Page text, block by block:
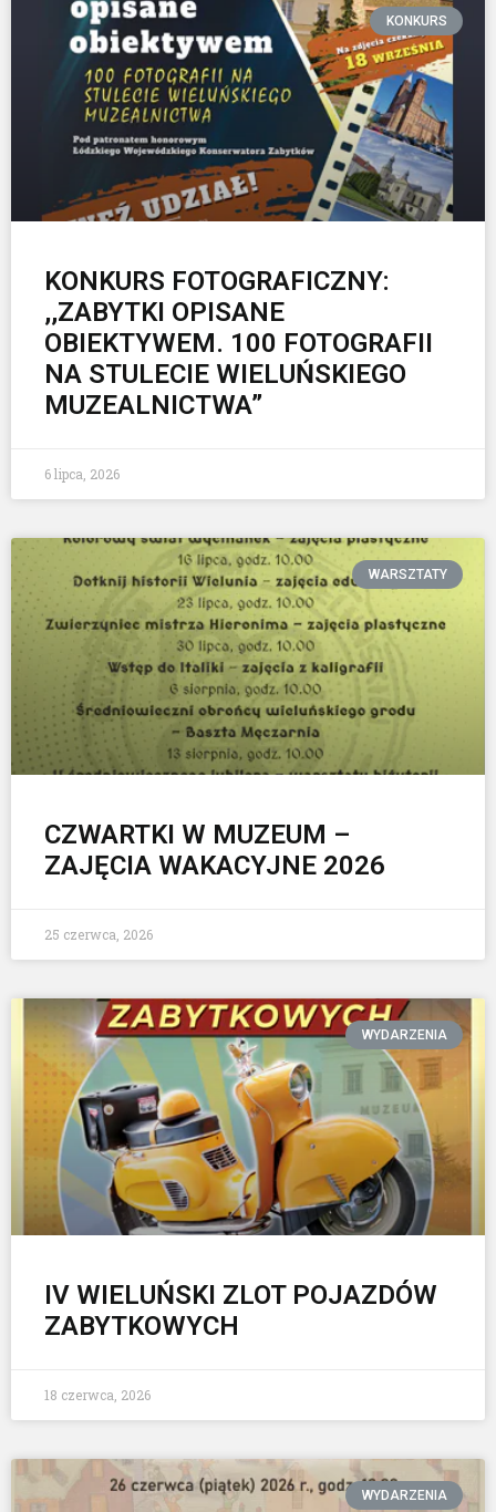
KONKURS
KONKURS FOTOGRAFICZNY:
,,ZABYTKI OPISANE
OBIEKTYWEM. 100 FOTOGRAFII
NA STULECIE WIELUŃSKIEGO
MUZEALNICTWA”
6 lipca, 2026
WARSZTATY
CZWARTKI W MUZEUM –
ZAJĘCIA WAKACYJNE 2026
25 czerwca, 2026
WYDARZENIA
IV WIELUŃSKI ZLOT POJAZDÓW
ZABYTKOWYCH
18 czerwca, 2026
WYDARZENIA